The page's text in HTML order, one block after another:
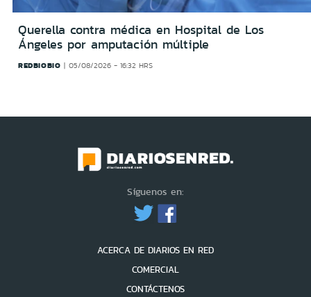
Querella contra médica en Hospital de Los
Ángeles por amputación múltiple
REDBIOBIO 05/08/2026 - 16:32 HRS
Síguenos en:
ACERCA DE DIARIOS EN RED
COMERCIAL
CONTÁCTENOS